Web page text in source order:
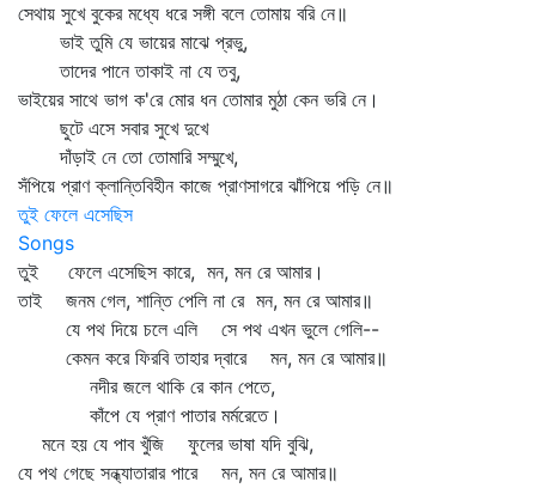
সেথায় সুখে বুকের মধ্যে ধরে সঙ্গী বলে তোমায় বরি নে॥
ভাই তুমি যে ভায়ের মাঝে প্রভু,
তাদের পানে তাকাই না যে তবু,
ভাইয়ের সাথে ভাগ ক'রে মোর ধন তোমার মুঠা কেন ভরি নে।
ছুটে এসে সবার সুখে দুখে
দাঁড়াই নে তো তোমারি সম্মুখে,
সঁপিয়ে প্রাণ ক্লান্তিবিহীন কাজে প্রাণসাগরে ঝাঁপিয়ে পড়ি নে॥
তুই ফেলে এসেছিস
Songs
তুই ফেলে এসেছিস কারে, মন, মন রে আমার।
তাই জনম গেল, শান্তি পেলি না রে মন, মন রে আমার॥
যে পথ দিয়ে চলে এলি সে পথ এখন ভুলে গেলি--
কেমন করে ফিরবি তাহার দ্বারে মন, মন রে আমার॥
নদীর জলে থাকি রে কান পেতে,
কাঁপে যে প্রাণ পাতার মর্মরেতে।
মনে হয় যে পাব খুঁজি ফুলের ভাষা যদি বুঝি,
যে পথ গেছে সন্ধ্যাতারার পারে মন, মন রে আমার॥